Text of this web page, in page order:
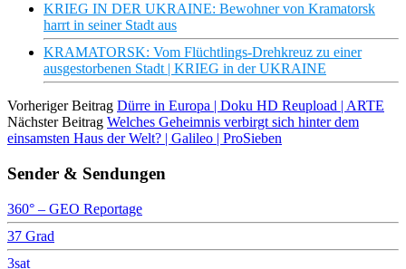
KRIEG IN DER UKRAINE: Bewohner von Kramatorsk
harrt in seiner Stadt aus
KRAMATORSK: Vom Flüchtlings-Drehkreuz zu einer
ausgestorbenen Stadt | KRIEG in der UKRAINE
Vorheriger Beitrag Dürre in Europa | Doku HD Reupload | ARTE
Nächster Beitrag Welches Geheimnis verbirgt sich hinter dem
einsamsten Haus der Welt? | Galileo | ProSieben
Sender & Sendungen
360° – GEO Reportage
37 Grad
3sat